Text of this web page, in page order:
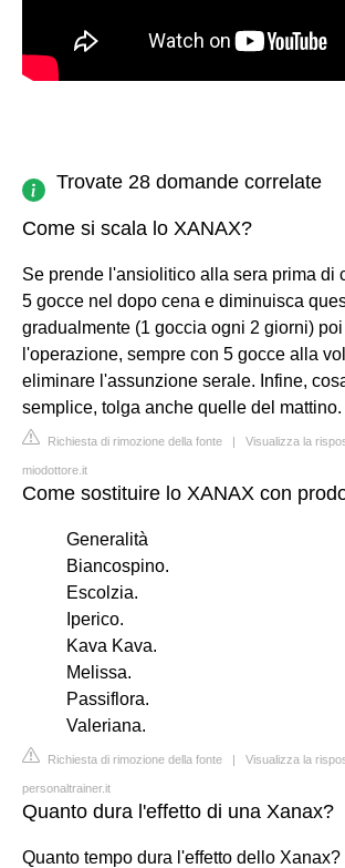
Trovate 28 domande correlate
Come si scala lo XANAX?
Se prende l'ansiolitico alla sera prima di
5 gocce nel dopo cena e diminuisca
gradualmente (1 goccia ogni 2 giorni)
l'operazione, sempre con 5 gocce alla
eliminare l'assunzione serale. Infine,
semplice, tolga anche quelle del mattino.
Richiesta di rimozione della fonte | Visualizza la
miodottore.it
Come sostituire lo XANAX con
Generalità
Biancospino.
Escolzia.
Iperico.
Kava Kava.
Melissa.
Passiflora.
Valeriana.
Richiesta di rimozione della fonte | Visualizza la
personaltrainer.it
Quanto dura l'effetto di una Xanax?
Quanto tempo dura l'effetto dello